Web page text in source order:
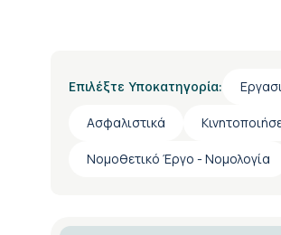
Επιλέξτε Υποκατηγορία:
Ασφαλιστικά
Νομοθετικό Έργο - Νομολογία